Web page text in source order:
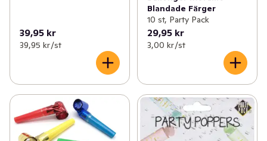
39,95 kr
39,95 kr /st
Blandade Färger
10 st, Party Pack
29,95 kr
3,00 kr /st